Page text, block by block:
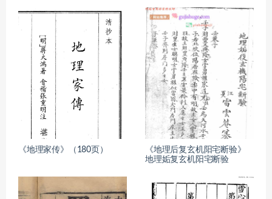
《地理家传》（180页）
《地理后复玄机阳宅断验》
地理姤复玄机阳宅断验